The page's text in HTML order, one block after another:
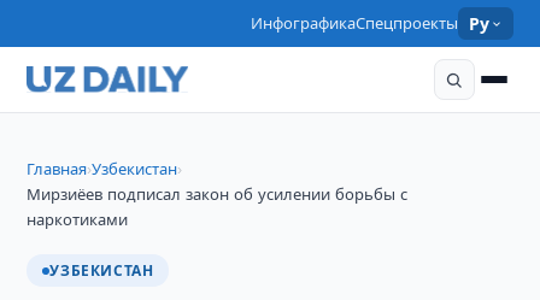
ИнфографикаСпецпроекты Ру
Главная›Узбекистан›
Мирзиёев подписал закон об усилении борьбы с
наркотиками
УЗБЕКИСТАН